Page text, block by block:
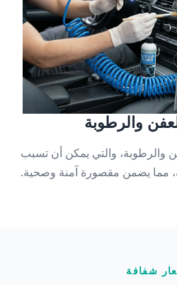
والرطوبة
والرطوبة، والتي يمكن أن تسبب
مما يضمن مقصورة آمنة وصحية.
شفافة